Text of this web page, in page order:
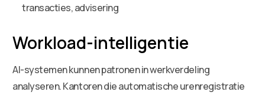
transacties, advisering
Workload-intelligentie
AI-systemen kunnen patronen in werkverdeling
analyseren. Kantoren die automatische urenregistratie